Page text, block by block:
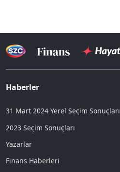
Haberler
31 Mart 2024 Yerel Seçim Sonuçları
2023 Seçim Sonuçları
Yazarlar
Finans Haberleri